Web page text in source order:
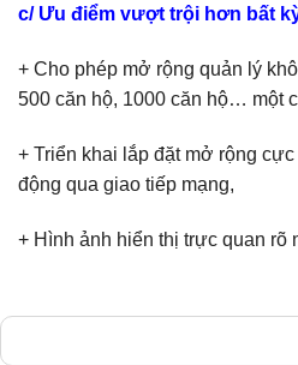
c/ Ưu điểm vượt trội hơn bất
+ Cho phép mở rộng quản lý
500 căn hộ, 1000 căn hộ… một
+ Triển khai lắp đặt mở rộng
động qua giao tiếp mạng,
+ Hình ảnh hiển thị trực quan rõ